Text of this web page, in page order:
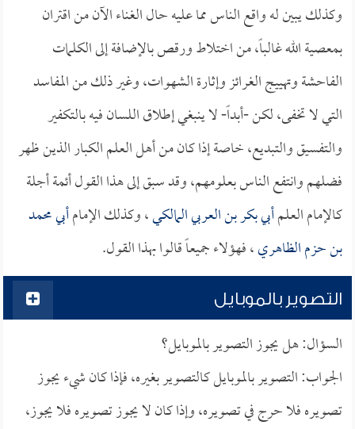
وكذلك يبين له واقع الناس مما عليه حال الغناء الآن من اقتران
بمعصية الله غالباً، من اختلاط ورقص بالإضافة إلى الكلمات
الفاحشة وتهييج الغرائز وإثارة الشهوات، وغير ذلك من المفاسد
التي لا تخفى، لكن -أبداً- لا ينبغي إطلاق اللسان فيه بالتكفير
والتفسيق والتبديع، خاصة إذا كان من أهل العلم الكبار الذين ظهر
فضلهم وانتفع الناس بعلومهم، وقد سبق إلى هذا القول أئمة أجلة
كالإمام العلمأبي بكر بن العربي المالكي، وكذلك الإمامأبي محمد
بن حزم الظاهري، فهؤلاء جميعاً قالوا بهذا القول.
التصوير بالموبايل
السؤال: هل يجوز التصوير بالموبايل؟
الجواب: التصوير بالموبايل كالتصوير بغيره، فإذا كان شيء يجوز
تصويره فلا حرج في تصويره، وإذا كان لا يجوز تصويره فلا يجوز،